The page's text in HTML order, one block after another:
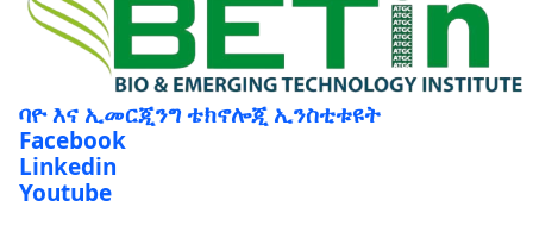
ባዮ እና ኢመርጂንግ ቴክኖሎጂ ኢንስቲቱዩት
Facebook
Linkedin
Youtube